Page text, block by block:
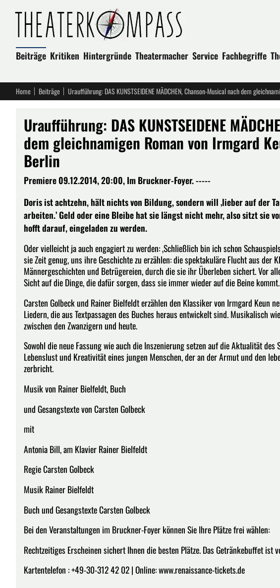
Beiträge Kritiken Hintergründe Theatermacher Service Fachbegriffe
Home Beiträge
Uraufführung: DAS KUNSTSEIDENE
dem gleichnamigen Roman von Irmgard
Berlin
Premiere 09.12.2014, 20:00, Im Bruckner-Foyer. -----
Doris ist achtzehn, hält nichts von Bildung, sondern will ‚lieber auf der
arbeiten.’ Geld oder eine Bleibe hat sie längst nicht mehr, also sitzt sie
hofft darauf, eingeladen zu werden.
Oder vielleicht ja auch engagiert zu werden: ‚Schließlich bin ich schon
sie Zeit genug, uns ihre Geschichte zu erzählen: die spektakuläre Flucht aus der
Männergeschichten und Betrügereien, durch die sie ihr Überleben sichert. Vor
Sicht auf die Dinge, die dafür sorgen, dass sie immer wieder auf die Beine kommt.
Carsten Golbeck und Rainer Bielfeldt erzählen den Klassiker von Irmgard Keun
Liedern, die aus Textpassagen des Buches heraus entwickelt sind. Musikalisch
zwischen den Zwanzigern und heute.
Sowohl die neue Fassung wie auch die Inszenierung setzen auf die Aktualität
Lebenslust und Kreativität eines jungen Menschen, der an der Armut und den
zerbricht.
Musik von Rainer Bielfeldt, Buch
und Gesangstexte von Carsten Golbeck
mit
Antonia Bill, am Klavier Rainer Bielfeldt
Regie Carsten Golbeck
Musik Rainer Bielfeldt
Buch und Gesangstexte Carsten Golbeck
Bei den Veranstaltungen im Bruckner-Foyer können Sie Ihre Plätze frei wählen:
Rechtzeitiges Erscheinen sichert Ihnen die besten Plätze. Das Getränkebuffet ist
Kartentelefon : +49-30-312 42 02 | Online: www.renaissance-tickets.de